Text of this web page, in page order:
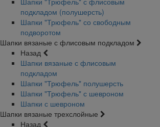
подкладом (полушерсть)
Шапки "Трюфель" со свободным
подворотом
Шапки вязаные с флисовым подкладом
Назад
Шапки вязаные с флисовым
подкладом
Шапки "Трюфель" полушерсть
Шапки "Трюфель" с шевроном
Шапки с шевроном
Шапки вязаные трехслойные
Назад